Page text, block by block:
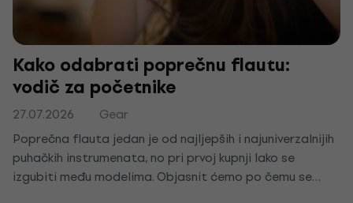
Kako odabrati poprečnu flautu:
vodič za početnike
27.07.2026
Gear
Poprečna flauta jedan je od najljepših i najuniverzalnijih
puhačkih instrumenata, no pri prvoj kupnji lako se
izgubiti među modelima. Objasnit ćemo po čemu se